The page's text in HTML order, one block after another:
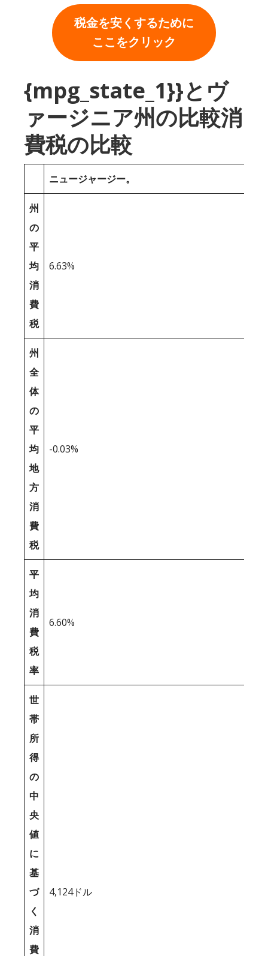
税金を安くするために
ここをクリック
{mpg_state_1}}とヴ
ァージニア州の比較消
費税の比較
ニュージャージー。
州
の
平
均
消
費
税
6.63%
州
全
体
の
平
均
地
方
消
費
税
-0.03%
平
均
消
費
税
率
6.60%
世
帯
所
得
の
中
央
値
に
基
づ
く
消
費
4,124ドル